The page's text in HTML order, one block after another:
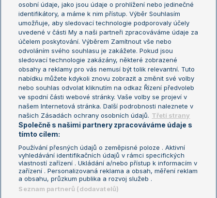
Žebříček WTA (ženy)
Sázkařský žebříček
French Open
Wimbledon
US Open
Turnaj mistrů
Turnaj mistryň
Aktualní trendy
Fotbalové přestupy
Livesport Daily
LS Prague Open
Podmínky užití
Nastavení soukromí
GDPR a žurnalistika
Reklama
Kontakt
Informace o zpracování osobních
údajů
osobní údaje, jako jsou údaje o prohlížení nebo jedinečné
identifikátory, a máme k nim přístup. Výběr Souhlasím
umožňuje, aby sledovací technologie podporovaly účely
uvedené v části My a naši partneři zpracováváme údaje za
účelem poskytování. Výběrem Zamítnout vše nebo
odvoláním svého souhlasu je zakážete. Pokud jsou
sledovací technologie zakázány, některé zobrazené
obsahy a reklamy pro vás nemusí být tolik relevantní. Tuto
nabídku můžete kdykoli znovu zobrazit a změnit své volby
nebo souhlas odvolat kliknutím na odkaz Řízení předvoleb
ve spodní části webové stránky. Vaše volby se projeví v
našem Internetová stránka. Další podrobnosti naleznete v
našich Zásadách ochrany osobních údajů. Třetí strany
Společně s našimi partnery zpracováváme údaje s
tímto cílem:
Používání přesných údajů o zeměpisné poloze . Aktivní
vyhledávání identifikačních údajů v rámci specifických
vlastností zařízení . Ukládání a/nebo přístup k informacím v
zařízení . Personalizovaná reklama a obsah, měření reklam
a obsahu, průzkum publika a rozvoj služeb .
Seznam partnerů (dodavatelů)